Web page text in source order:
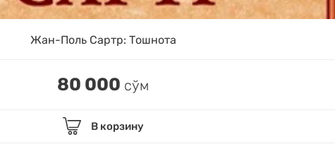
Жан-Поль Сартр: Тошнота
80 000 сўм
В корзину